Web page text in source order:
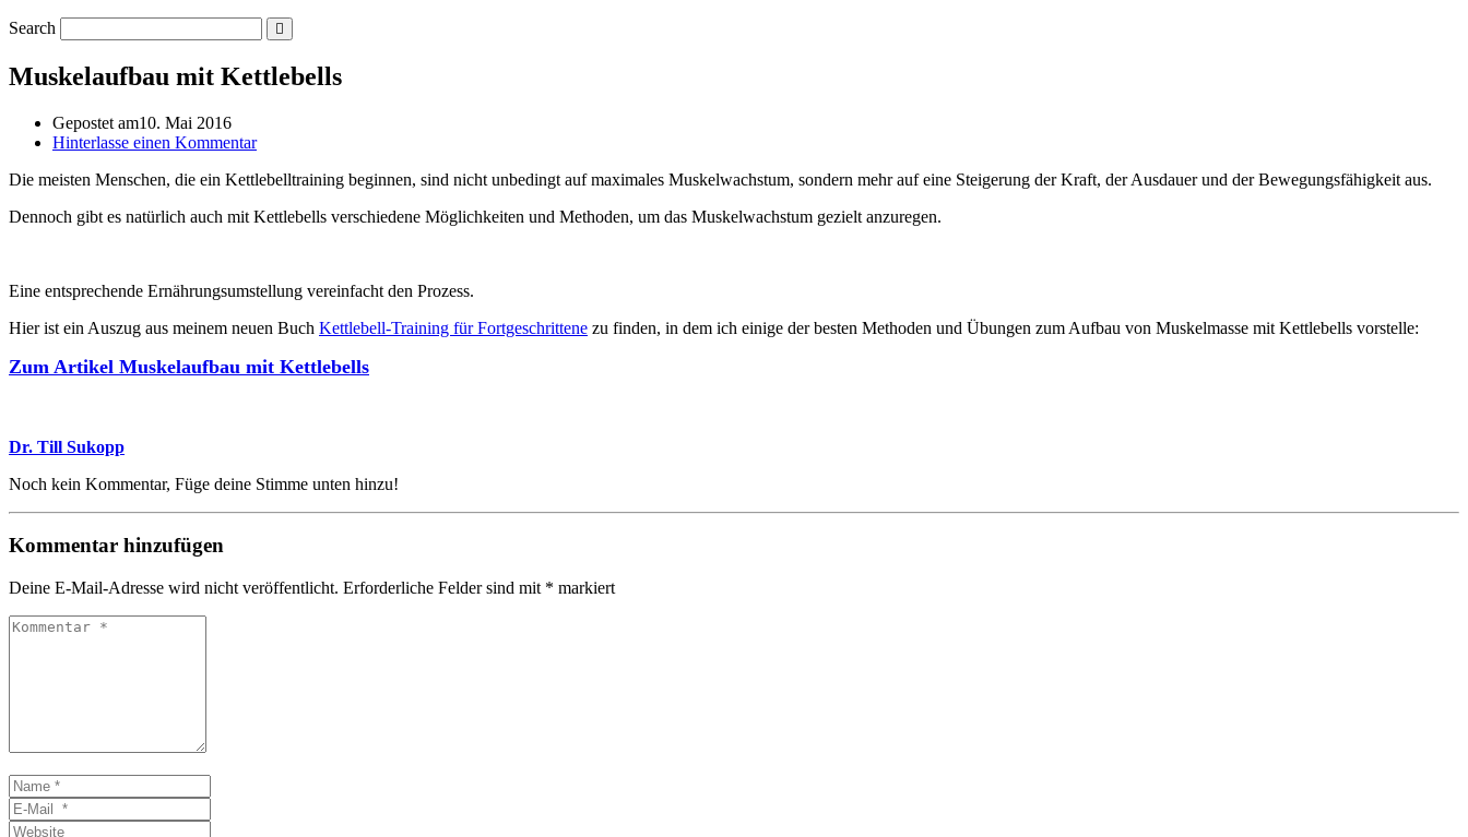
Search
Muskelaufbau mit Kettlebells
Gepostet am10. Mai 2016
Hinterlasse einen Kommentar
Die meisten Menschen, die ein Kettlebelltraining beginnen, sind nicht unbedingt auf maximales Muskelwachstum, sondern mehr auf eine Steigerung der Kraft, der Ausdauer und der Bewegungsfähigkeit aus.
Dennoch gibt es natürlich auch mit Kettlebells verschiedene Möglichkeiten und Methoden, um das Muskelwachstum gezielt anzuregen.
Eine entsprechende Ernährungsumstellung vereinfacht den Prozess.
Hier ist ein Auszug aus meinem neuen Buch Kettlebell-Training für Fortgeschrittene zu finden, in dem ich einige der besten Methoden und Übungen zum Aufbau von Muskelmasse mit Kettlebells vorstelle:
Zum Artikel Muskelaufbau mit Kettlebells
Dr. Till Sukopp
Noch kein Kommentar, Füge deine Stimme unten hinzu!
Kommentar hinzufügen
Deine E-Mail-Adresse wird nicht veröffentlicht. Erforderliche Felder sind mit * markiert
Kommentar
Name
*E-
Mail
Website